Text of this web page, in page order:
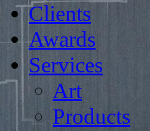
Clients
Awards
Services
Art
Products